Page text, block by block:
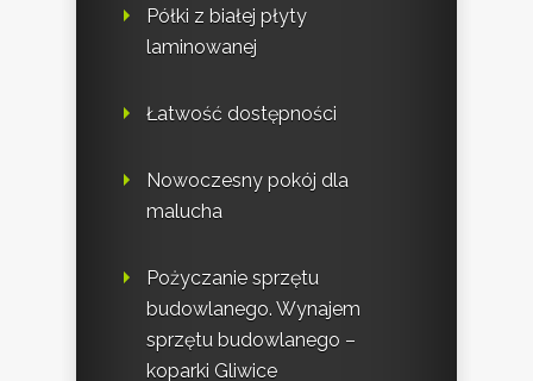
Półki z białej płyty
laminowanej
Łatwość dostępności
Nowoczesny pokój dla
malucha
Pożyczanie sprzętu
budowlanego. Wynajem
sprzętu budowlanego –
koparki Gliwice